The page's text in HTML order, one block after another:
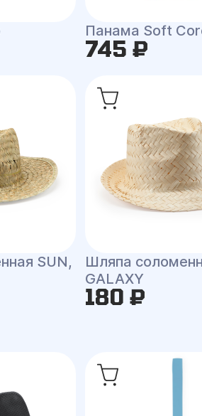
Панама Soft
745 ₽
SUN,
Шляпа
GALAXY
180 ₽